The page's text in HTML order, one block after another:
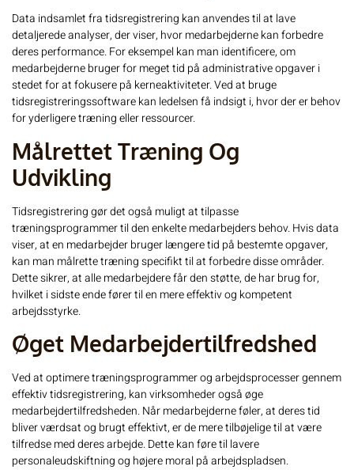
Data indsamlet fra tidsregistrering kan anvendes til at lave
detaljerede analyser, der viser, hvor medarbejderne kan forbedre
deres performance. For eksempel kan man identificere, om
medarbejderne bruger for meget tid på administrative opgaver i
stedet for at fokusere på kerneaktiviteter. Ved at bruge
tidsregistreringssoftwarekan ledelsen få indsigt i, hvor der er behov
for yderligere træning eller ressourcer.
Målrettet Træning Og
Udvikling
Tidsregistrering gør det også muligt at tilpasse
træningsprogrammer til den enkelte medarbejders behov. Hvis data
viser, at en medarbejder bruger længere tid på bestemte opgaver,
kan man målrette træning specifikt til at forbedre disse områder.
Dette sikrer, at alle medarbejdere får den støtte, de har brug for,
hvilket i sidste ende fører til en mere effektiv og kompetent
arbejdsstyrke.
Øget Medarbejdertilfredshed
Ved at optimere træningsprogrammer og arbejdsprocesser gennem
effektiv tidsregistrering, kan virksomheder også øge
medarbejdertilfredsheden. Når medarbejderne føler, at deres tid
bliver værdsat og brugt effektivt, er de mere tilbøjelige til at være
tilfredse med deres arbejde. Dette kan føre til lavere
personaleudskiftning og højere moral på arbejdspladsen.